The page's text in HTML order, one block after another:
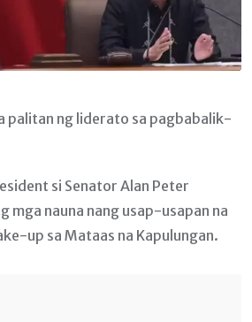
palitan ng liderato sa pagbabalik-
si Senator Alan Peter
mga nauna nang usap-usapan na
up sa Mataas na Kapulungan.